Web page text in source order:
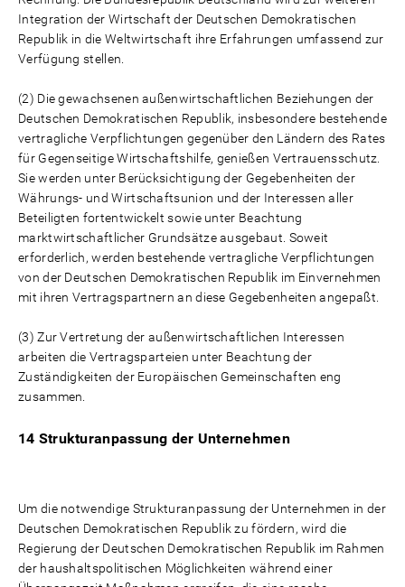
Integration der Wirtschaft der Deutschen Demokratischen
Republik in die Weltwirtschaft ihre Erfahrungen umfassend zur
Verfügung stellen.
(2) Die gewachsenen außenwirtschaftlichen Beziehungen der
Deutschen Demokratischen Republik, insbesondere bestehende
vertragliche Verpflichtungen gegenüber den Ländern des Rates
für Gegenseitige Wirtschaftshilfe, genießen Vertrauensschutz.
Sie werden unter Berücksichtigung der Gegebenheiten der
Währungs- und Wirtschaftsunion und der Interessen aller
Beteiligten fortentwickelt sowie unter Beachtung
marktwirtschaftlicher Grundsätze ausgebaut. Soweit
erforderlich, werden bestehende vertragliche Verpflichtungen
von der Deutschen Demokratischen Republik im Einvernehmen
mit ihren Vertragspartnern an diese Gegebenheiten angepaßt.
(3) Zur Vertretung der außenwirtschaftlichen Interessen
arbeiten die Vertragsparteien unter Beachtung der
Zuständigkeiten der Europäischen Gemeinschaften eng
zusammen.
14 Strukturanpassung der Unternehmen
Um die notwendige Strukturanpassung der Unternehmen in der
Deutschen Demokratischen Republik zu fördern, wird die
Regierung der Deutschen Demokratischen Republik im Rahmen
der haushaltspolitischen Möglichkeiten während einer